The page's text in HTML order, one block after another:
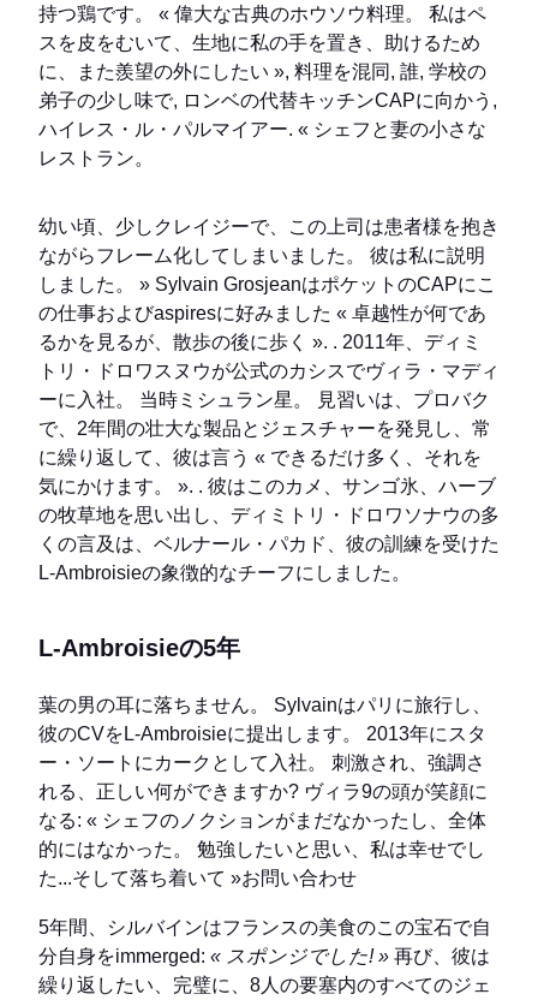
持つ鶏です。 « 偉大な古典のホウソウ料理。 私はペ
スを皮をむいて、生地に私の手を置き、助けるため
に、また羨望の外にしたい », 料理を混同, 誰, 学校の
弟子の少し味で, ロンベの代替キッチンCAPに向かう,
ハイレス・ル・パルマイアー. « シェフと妻の小さな
レストラン。
幼い頃、少しクレイジーで、この上司は患者様を抱き
ながらフレーム化してしまいました。 彼は私に説明
しました。 » Sylvain GrosjeanはポケットのCAPにこ
の仕事およびaspiresに好みました « 卓越性が何であ
るかを見るが、散歩の後に歩く ». . 2011年、ディミ
トリ・ドロワスヌウが公式のカシスでヴィラ・マディ
ーに入社。 当時ミシュラン星。 見習いは、プロバク
で、2年間の壮大な製品とジェスチャーを発見し、常
に繰り返して、彼は言う « できるだけ多く、それを
気にかけます。 ». . 彼はこのカメ、サンゴ氷、ハーブ
の牧草地を思い出し、ディミトリ・ドロワソナウの多
くの言及は、ベルナール・パカド、彼の訓練を受けた
L-Ambroisieの象徴的なチーフにしました。
L-Ambroisieの5年
葉の男の耳に落ちません。 Sylvainはパリに旅行し、
彼のCVをL-Ambroisieに提出します。 2013年にスタ
ー・ソートにカークとして入社。 刺激され、強調さ
れる、正しい何ができますか? ヴィラ9の頭が笑顔に
なる: « シェフのノクションがまだなかったし、全体
的にはなかった。 勉強したいと思い、私は幸せでし
た...そして落ち着いて »お問い合わせ
5年間、シルバインはフランスの美食のこの宝石で自
分自身をimmerged: « スポンジでした! » 再び、彼は
繰り返したい、完璧に、8人の要塞内のすべてのジェ